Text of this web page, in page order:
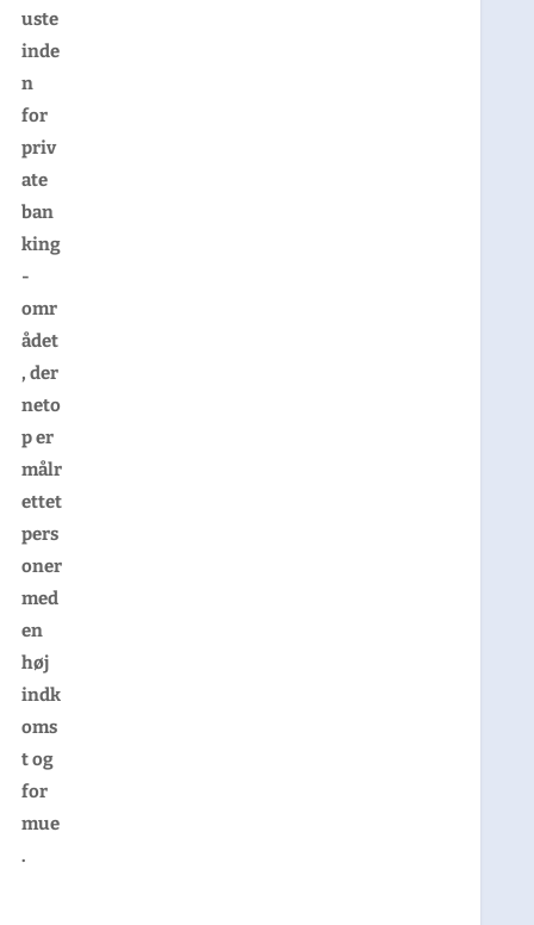
uste
inde
n
for
priv
ate
ban
king
-
omr
ådet
, der
neto
p er
målr
ettet
pers
oner
med
en
høj
indk
oms
t og
for
mue
.